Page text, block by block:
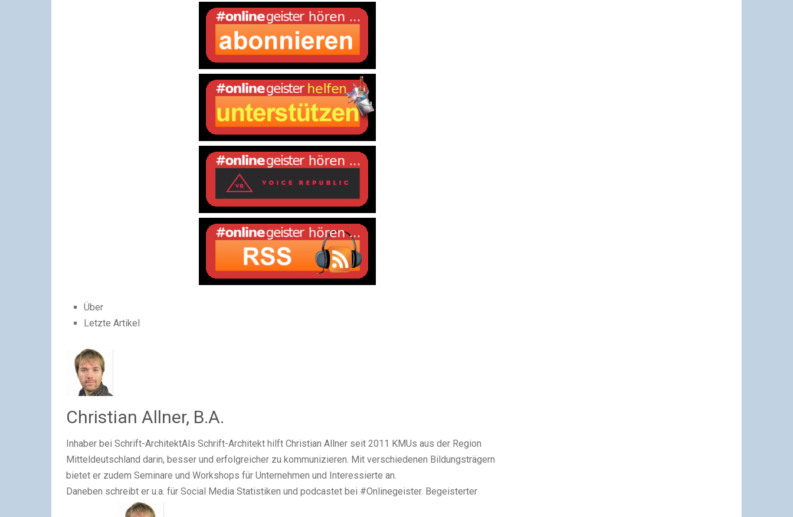
Über
Letzte Artikel
Christian Allner, B.A.
Inhaber bei Schrift-ArchitektAls Schrift-Architekt hilft Christian Allner seit 2011 KMUs aus der Region
Mitteldeutschland darin, besser und erfolgreicher zu kommunizieren. Mit verschiedenen Bildungsträgern
bietet er zudem Seminare und Workshops für Unternehmen und Interessierte an.
Daneben schreibt er u.a. für Social Media Statistiken und podcastet bei #Onlinegeister. Begeisterter